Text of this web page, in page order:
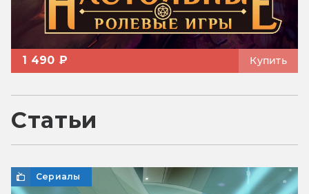
1 490 ₽ Купить
Статьи
Сериалы